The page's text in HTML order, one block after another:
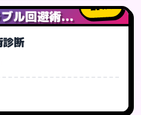
ル回避術...
4人
診断